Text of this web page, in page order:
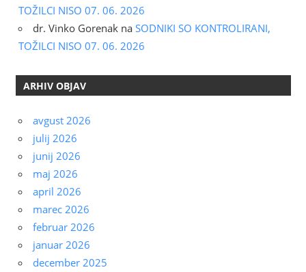
TOŽILCI NISO 07. 06. 2026
dr. Vinko Gorenak na SODNIKI SO KONTROLIRANI,
TOŽILCI NISO 07. 06. 2026
ARHIV OBJAV
avgust 2026
julij 2026
junij 2026
maj 2026
april 2026
marec 2026
februar 2026
januar 2026
december 2025